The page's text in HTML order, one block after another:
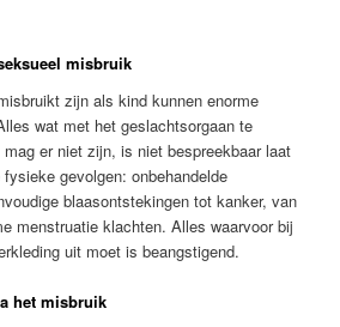
misbruik
zijn als kind kunnen enorme
wat met het geslachtsorgaan te
er niet zijn, is niet bespreekbaar laat
gevolgen: onbehandelde
blaasontstekingen tot kanker, van
menstruatie klachten. Alles waarvoor bij
uit moet is beangstigend.
het misbruik